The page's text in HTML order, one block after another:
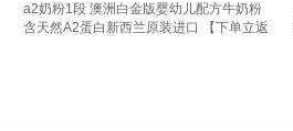
a2奶粉1段 澳洲白金版婴幼儿配方牛奶粉
含天然A2蛋白新西兰原装进口 【下单立返